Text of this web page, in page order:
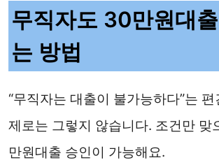
무직자도 30만원대
는 방법
“무직자는 대출이 불가능하다”는
제로는 그렇지 않습니다. 조건만 맞
만원대출 승인이 가능해요.